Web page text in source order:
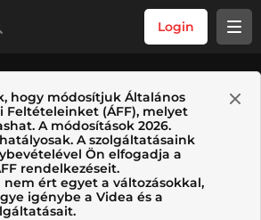
Login
hogy módosítjuk Általános
Feltételeinket (ÁFF), melyet
A módosítások 2026.
A szolgáltatásaink
Ön elfogadja a
rendelkezéseit.
ért egyet a változásokkal,
igénybe a Videa és a